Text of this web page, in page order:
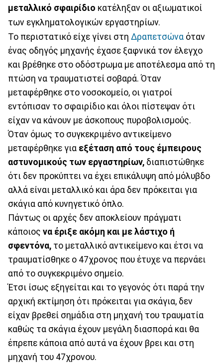
μεταλλικό σφαιρίδιο κατέληξαν οι αξιωματικοί
των εγκληματολογικών εργαστηρίων.
Το περιστατικό είχε γίνει στη Δραπετσώνα όταν
ένας οδηγός μηχανής έχασε ξαφνικά τον έλεγχο
και βρέθηκε στο οδόστρωμα με αποτέλεσμα από τη
πτώση να τραυματιστεί σοβαρά. Όταν
μεταφέρθηκε στο νοσοκομείο, οι γιατροί
εντόπισαν το σφαιρίδιο και όλοι πίστεψαν ότι
είχαν να κάνουν με άσκοπους πυροβολισμούς.
Όταν όμως το συγκεκριμένο αντικείμενο
μεταφέρθηκε για εξέταση από τους έμπειρους
αστυνομικούς των εργαστηρίων, διαπιστώθηκε
ότι δεν προκύπτει να έχει επικάλυψη από μόλυβδο
αλλά είναι μεταλλικό και άρα δεν πρόκειται για
σκάγια από κυνηγετικό όπλο.
Πάντως οι αρχές δεν αποκλείουν πράγματι
κάποιος να έριξε ακόμη και με λάστιχο ή
σφεντόνα, το μεταλλικό αντικείμενο και έτσι να
τραυματίσθηκε ο 47χρονος που έτυχε να περνάει
από το συγκεκριμένο σημείο.
Έτσι ίσως εξηγείται και το γεγονός ότι παρά την
αρχική εκτίμηση ότι πρόκειται για σκάγια, δεν
είχαν βρεθεί σημάδια στη μηχανή του τραυματία
καθώς τα σκάγια έχουν μεγάλη διασπορά και θα
έπρεπε κάποια από αυτά να έχουν βρει και στη
μηχανή του 47χρονου.